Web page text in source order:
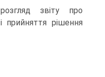
звіту про
рішення